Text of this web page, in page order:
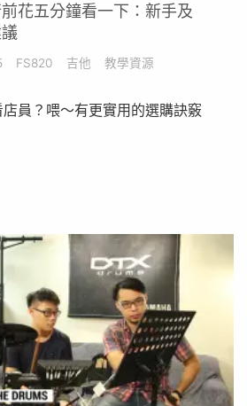
花五分鐘看一下：新手及
FS820 吉他
教學資源
員？喂～有更實用的選購訣竅